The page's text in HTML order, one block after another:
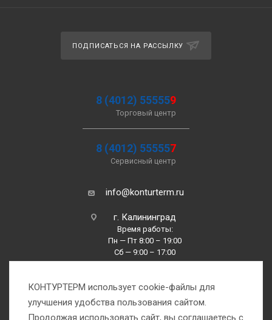
ПОДПИСАТЬСЯ НА РАССЫЛКУ
8 (4012) 555559
Торговый центр
8 (4012) 555557
Сервисный центр
info@konturterm.ru
г. Калининград
Время работы:
Пн — Пт 8:00 – 19:00
Сб — 9:00 – 17:00
Вс —10:00 – 16:00
КОНТУРТЕРМ использует cookie-файлы для
улучшения удобства пользования сайтом.
Продолжая использовать сайт, вы соглашаетесь с